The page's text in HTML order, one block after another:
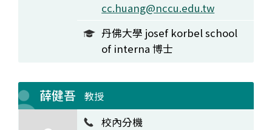
cc.huang@nccu.edu.tw
丹佛大學 josef korbel school
of interna 博士
薛健吾 教授
校內分機